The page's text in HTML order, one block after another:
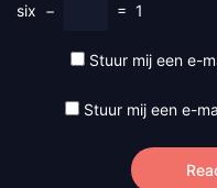
six − = 1
Stuur mij een e-
Stuur mij een e-